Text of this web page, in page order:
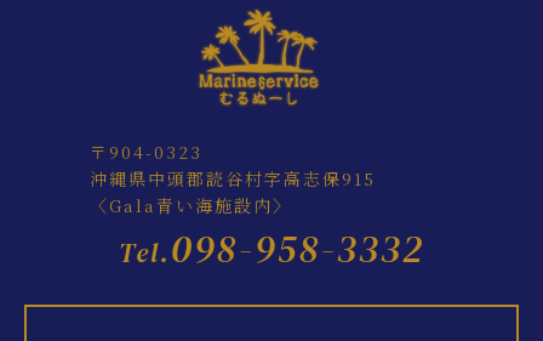
〒904-0323
沖縄県中頭郡読谷村字高志保915
〈Gala青い海施設内〉
Tel.098-958-3332